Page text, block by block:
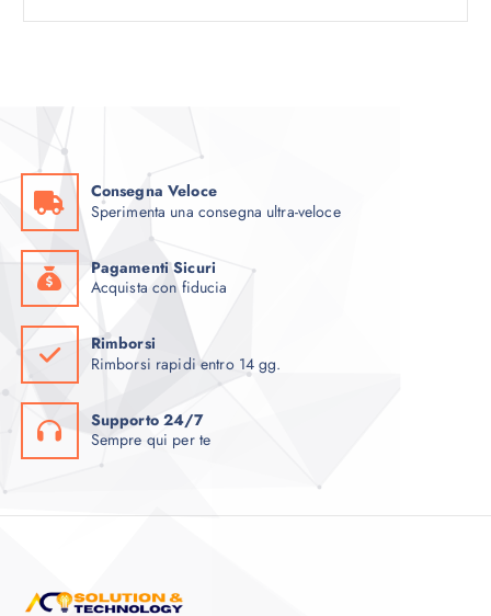
Consegna Veloce
Sperimenta una consegna ultra-veloce
Pagamenti Sicuri
Acquista con fiducia
Rimborsi
Rimborsi rapidi entro 14 gg.
Supporto 24/7
Sempre qui per te